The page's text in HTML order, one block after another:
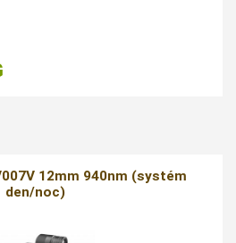
12mm 940nm (systém
den/noc)